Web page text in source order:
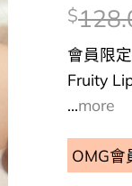
價
錢：
$
會員限
Fruity
...more
OMG會